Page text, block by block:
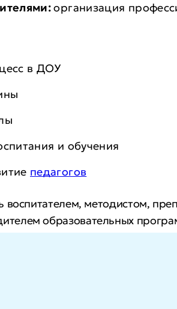
организация
в ДОУ
и обучения
педагогов
воспитателем, методистом,
образовательных
расширите
практических и